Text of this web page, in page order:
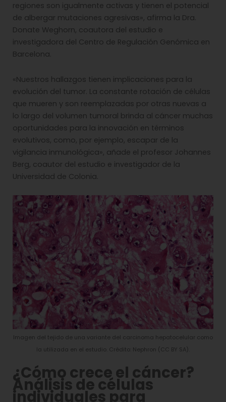
regiones son igualmente activas y tienen el potencial
de albergar mutaciones agresivas», afirma la Dra.
Donate Weghorn, coautora del estudio e
investigadora del Centro de Regulación Genómica en
Barcelona.
«Nuestros hallazgos tienen implicaciones para la
evolución del tumor. La constante rotación de células
que mueren y son reemplazadas por otras nuevas a
lo largo del volumen tumoral brinda al cáncer muchas
oportunidades para la innovación en términos
evolutivos, como, por ejemplo, escapar de la
vigilancia inmunológica», añade el profesor Johannes
Berg, coautor del estudio e investigador de la
Universidad de Colonia.
Imagen del tejido de una variante del carcinoma hepatocelular como
la utilizada en el estudio. Crédito: Nephron (CC BY SA).
¿Cómo crece el cáncer?
Análisis de células
individuales para